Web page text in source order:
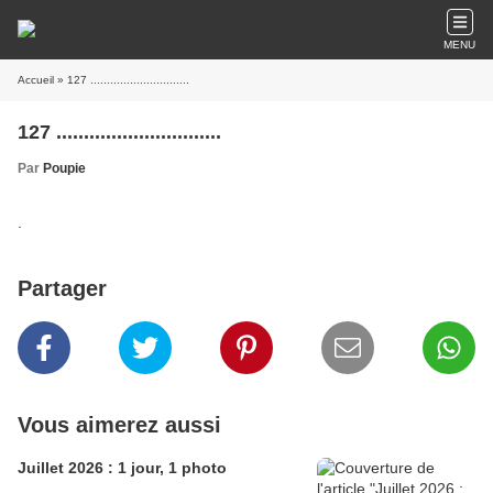
MENU
Accueil » 127 ..............................
127 ..............................
Par Poupie
Partager
Vous aimerez aussi
Juillet 2026 : 1 jour, 1 photo